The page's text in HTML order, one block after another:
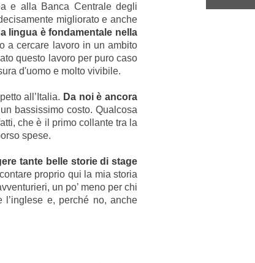
e alla Banca Centrale degli
migliorato e anche
lingua è fondamentale nella
a cercare lavoro in un ambito
questo lavoro per puro caso
d'uomo e molto vivibile.
all’Italia. Da noi è ancora
bassissimo costo. Qualcosa
che è il primo collante tra la
spese.
tante belle storie di stage
proprio qui la mia storia
un po’ meno per chi
e, perché no, anche